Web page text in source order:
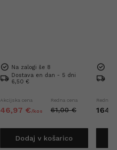
Na zalogi še 8
Dostava en dan - 5 dni
6,50 €
Akcijska cena
46,97 €/kos
Redna cena
61,00 €
Dodaj v košarico
Redna
164,